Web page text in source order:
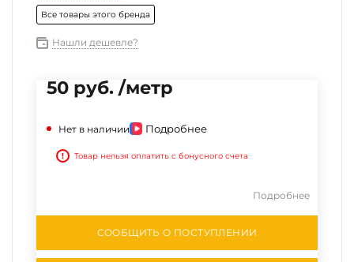
Все товары этого бренда
Нашли дешевле?
50 руб. /метр
Нет в наличии Подробнее
! Товар нельзя оплатить с бонусного счета
Подробнее
СООБЩИТЬ О ПОСТУПЛЕНИИ